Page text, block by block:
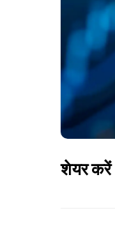
शेयर करें